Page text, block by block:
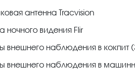
антенна Tracvision
ночного видения Flir
внешнего наблюдения в кокпит
внешнего наблюдения в